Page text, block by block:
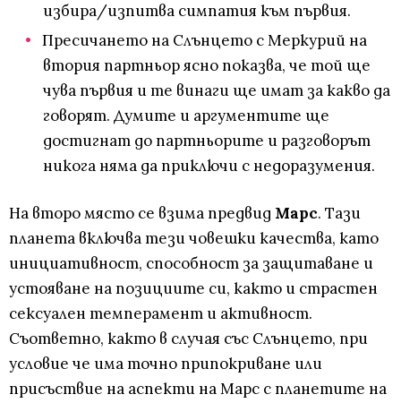
избира/изпитва симпатия към първия.
Пресичането на Слънцето с Меркурий на
втория партньор ясно показва, че той ще
чува първия и те винаги ще имат за какво да
говорят. Думите и аргументите ще
достигнат до партньорите и разговорът
никога няма да приключи с недоразумения.
На второ място се взима предвид Марс. Тази
планета включва тези човешки качества, като
инициативност, способност за защитаване и
устояване на позициите си, както и страстен
сексуален темперамент и активност.
Съответно, както в случая със Слънцето, при
условие че има точно припокриване или
присъствие на аспекти на Марс с планетите на